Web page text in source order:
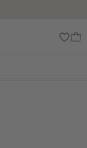
pay & creditcard